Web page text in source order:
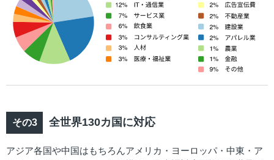
全世界130カ国に対応
アジア各国や中国はもちろんアメリカ・ヨーロッパ・中東・ア